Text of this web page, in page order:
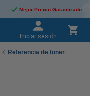
Mejor Precio Garantizado
Iniciar sesión
Referencia de toner